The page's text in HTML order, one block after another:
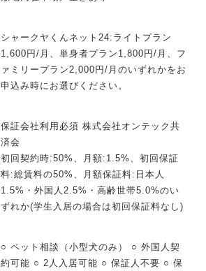
シャークヤくんネット24:ライトプラン
1,600円/月、単身者プラン1,800円/月、フ
ァミリープラン2,000円/月のいずれかをお
申込み時にお選びください。
保証会社利用必須 株式会社オンテック共
済会
初回契約時:50%、月額:1.5%、初回保証
料:総賃料の50%、月額保証料:日本人
1.5%・外国人2.5%・高齢世帯5.0%のい
ずれか(学生入居の場合は初回保証料なし)
○ ペット相談（小型犬のみ） ○ 外国人契
約可能 ○ 2人入居可能 ○ 保証人不要 ○ 保